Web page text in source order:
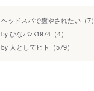
ヘッドスパで癒やされたい（7）
by ひなパパ1974（4）
by 人としてヒト（579）